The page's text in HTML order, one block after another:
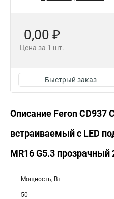
0,00 ₽
Цена за 1 шт.
Быстрый заказ
Описание Feron CD937
встраиваемый с LED
MR16 G5.3 прозрачный
Мощность, Вт
50